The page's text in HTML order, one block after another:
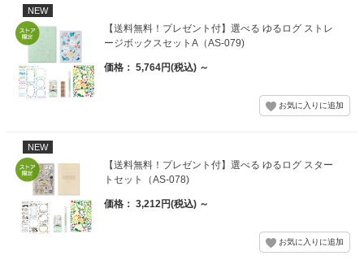
NEW
【送料無料！プレゼント付】選べる ゆるログ ストレ
ージボックスセットA（AS-079)
価格： 5,764円(税込) ～
NEW
【送料無料！プレゼント付】選べる ゆるログ スター
トセット（AS-078)
価格： 3,212円(税込) ～